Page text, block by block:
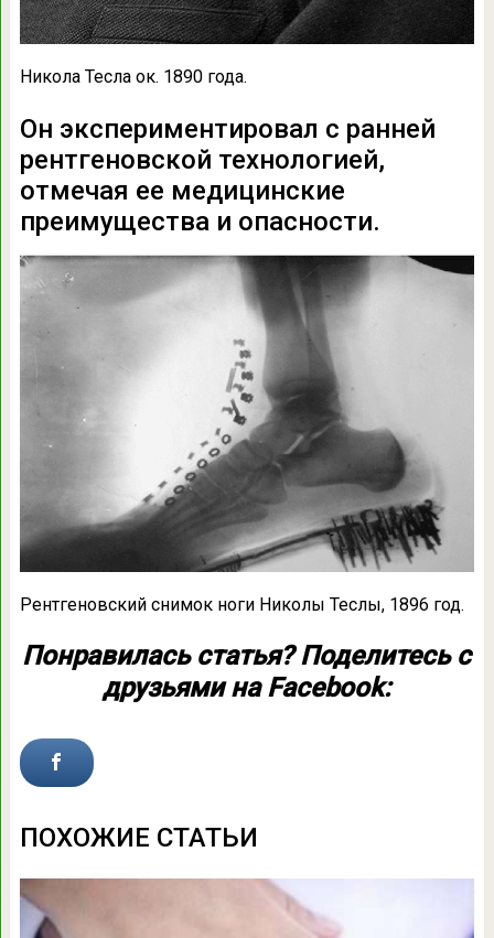
Никола Тесла ок. 1890 года.
Он экспериментировал с ранней
рентгеновской технологией,
отмечая ее медицинские
преимущества и опасности.
Рентгеновский снимок ноги Николы Теслы, 1896 год.
Понравилась статья? Поделитесь с
друзьями на Facebook:
ПОХОЖИЕ СТАТЬИ